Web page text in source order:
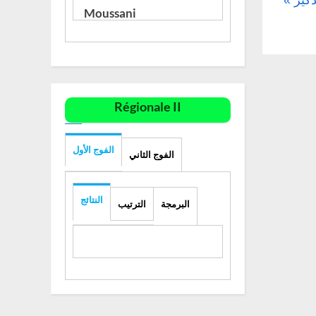
Régionale II
الفوج الأول الفوج الثاني
النتائج الترتيب البرمجة